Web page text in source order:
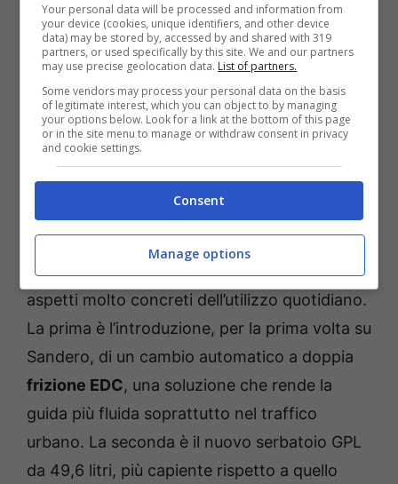
Dacia ha deciso di aggiornare lagamma del
suo modello di puntaintroducendo una
novità importante sotto il cofano della
Sandero Stepway. La nuova versione sarà
infatti equipaggiata con un ineditomotore 1.2
tre cilindri turbo Eco-G da 120 cavalli,
progettato per funzionare insieme
all’alimentazione GPL.
Le novità tecniche sono due e riguardano
aspetti molto concreti dell’utilizzo quotidiano.
La prima è l’introduzione, per la prima volta su
Sandero, di un cambio automatico a doppia
frizione EDC, una soluzione che rende la
guida più fluida soprattutto nel traffico
urbano. La seconda è il nuovo serbatoio GPL
da 49,6 litri, più capiente rispetto a quello
Your personal data will be processed and information from
your device (cookies, unique identifiers, and other device
data) may be stored by, accessed by and shared with 319
partners, or used specifically by this site. We and our partners
may use precise geolocation data. List of partners.
Some vendors may process your personal data on the basis
of legitimate interest, which you can object to by managing
your options below. Look for a link at the bottom of this page
or in the site menu to manage or withdraw consent in privacy
and cookie settings.
Consent
Manage options